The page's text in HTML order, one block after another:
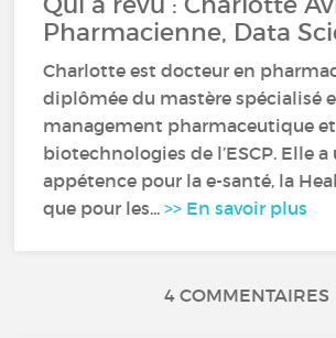
Pharmacienne, Data
Charlotte est docteur en
diplômée du mastère spécialisé
management pharmaceutique
biotechnologies de l’ESCP. Elle
appétence pour la e-santé, la
que pour les...>> En savoir plus
4 COMMENTAIRES